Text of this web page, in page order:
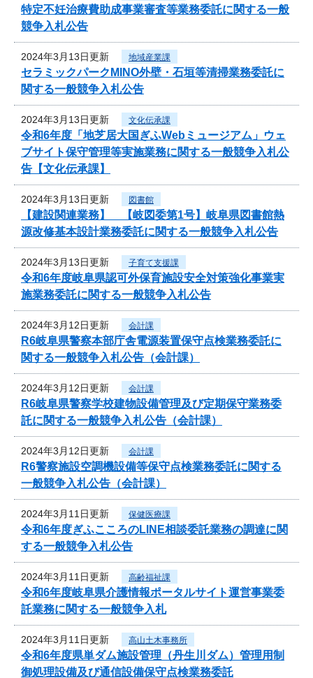
特定不妊治療費助成事業審査等業務委託に関する一般
競争入札公告
2024年3月13日更新 地域産業課
セラミックパークMINO外壁・石垣等清掃業務委託に
関する一般競争入札公告
2024年3月13日更新 文化伝承課
令和6年度「地芝居大国ぎふWebミュージアム」ウェ
ブサイト保守管理等実施業務に関する一般競争入札公
告【文化伝承課】
2024年3月13日更新 図書館
【建設関連業務】 【岐図委第1号】岐阜県図書館熱
源改修基本設計業務委託に関する一般競争入札公告
2024年3月13日更新 子育て支援課
令和6年度岐阜県認可外保育施設安全対策強化事業実
施業務委託に関する一般競争入札公告
2024年3月12日更新 会計課
R6岐阜県警察本部庁舎電源装置保守点検業務委託に
関する一般競争入札公告（会計課）
2024年3月12日更新 会計課
R6岐阜県警察学校建物設備管理及び定期保守業務委
託に関する一般競争入札公告（会計課）
2024年3月12日更新 会計課
R6警察施設空調機設備等保守点検業務委託に関する
一般競争入札公告（会計課）
2024年3月11日更新 保健医療課
令和6年度ぎふこころのLINE相談委託業務の調達に関
する一般競争入札公告
2024年3月11日更新 高齢福祉課
令和6年度岐阜県介護情報ポータルサイト運営事業委
託業務に関する一般競争入札
2024年3月11日更新 高山土木事務所
令和6年度県単ダム施設管理（丹生川ダム）管理用制
御処理設備及び通信設備保守点検業務委託